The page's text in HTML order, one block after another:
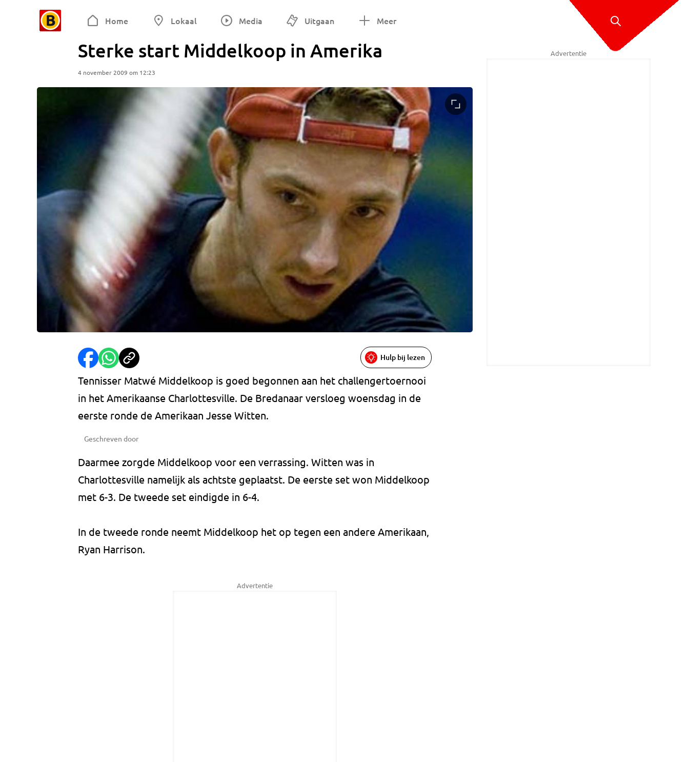
Home Lokaal Media Uitgaan Meer
Sterke start Middelkoop in Amerika
4 november 2009 om 12:23
Hulp bij lezen
Tennisser Matwé Middelkoop is goed begonnen aan het challengertoernooi
in het Amerikaanse Charlottesville. De Bredanaar versloeg woensdag in de
eerste ronde de Amerikaan Jesse Witten.
Geschreven door
Daarmee zorgde Middelkoop voor een verrassing. Witten was in
Charlottesville namelijk als achtste geplaatst. De eerste set won Middelkoop
met 6-3. De tweede set eindigde in 6-4.
In de tweede ronde neemt Middelkoop het op tegen een andere Amerikaan,
Ryan Harrison.
Advertentie
Advertentie